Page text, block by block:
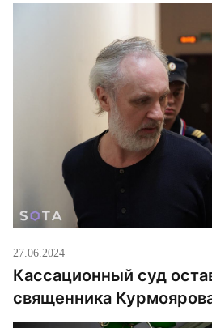
27.06.2024
Кассационный суд
священника